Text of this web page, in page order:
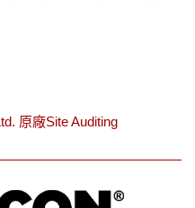
原廠Site Auditing